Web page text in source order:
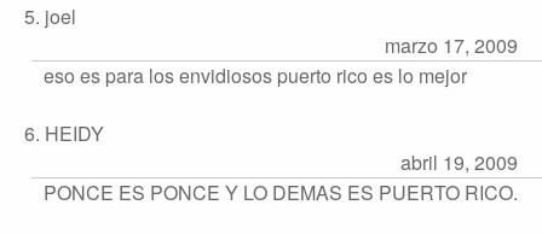
5. joel
marzo 17, 2009
eso es para los envidiosos puerto rico es lo mejor
6. HEIDY
abril 19, 2009
PONCE ES PONCE Y LO DEMAS ES PUERTO RICO.